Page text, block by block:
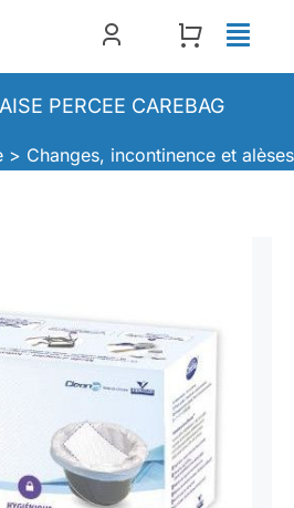
PERCEE CAREBAG
> Changes, incontinence et alèses